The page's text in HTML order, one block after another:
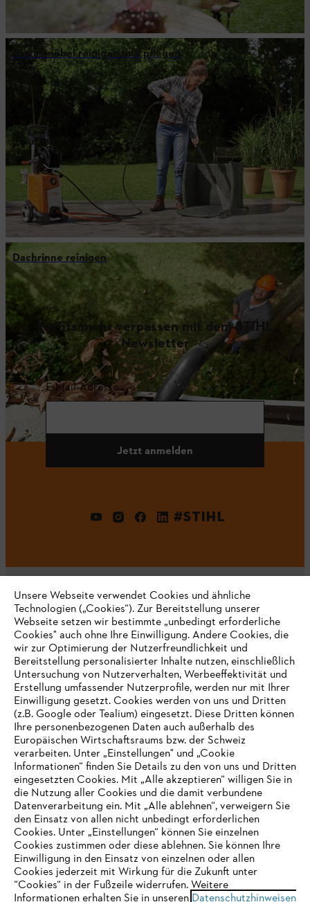
Rattanmöbel reinigen und pflegen
Dachrinne reinigen
Nichts mehr verpassen mit dem STIHL
Newsletter
E-Mail-Adresse
Jetzt anmelden
#STIHL
Unternehmen
Häufig gestellte Fragen
Support
Datenschutz Impressum Cookies
Rechtliche Informationen
IHR BROWSER WIRD NICHT
UNTERSTÜTZT
Sie nutzen einen Browser, den wir noch nicht unterstützen. Für
eine optimale Nutzung unserer Seite empfehlen wir Ihnen, zu
einem der folgenden Browser zu wechseln:
Unsere Webseite verwendet Cookies und ähnliche
Technologien („Cookies“). Zur Bereitstellung unserer
Webseite setzen wir bestimmte „unbedingt erforderliche
Cookies" auch ohne Ihre Einwilligung. Andere Cookies, die
wir zur Optimierung der Nutzerfreundlichkeit und
Bereitstellung personalisierter Inhalte nutzen, einschließlich
Untersuchung von Nutzerverhalten, Werbeeffektivität und
Erstellung umfassender Nutzerprofile, werden nur mit Ihrer
Einwilligung gesetzt. Cookies werden von uns und Dritten
(z.B. Google oder Tealium) eingesetzt. Diese Dritten können
Ihre personenbezogenen Daten auch außerhalb des
Europäischen Wirtschaftsraums bzw. der Schweiz
verarbeiten. Unter „Einstellungen" und „Cookie
Informationen“ finden Sie Details zu den von uns und Dritten
eingesetzten Cookies. Mit „Alle akzeptieren“ willigen Sie in
die Nutzung aller Cookies und die damit verbundene
Datenverarbeitung ein. Mit „Alle ablehnen“, verweigern Sie
den Einsatz von allen nicht unbedingt erforderlichen
Cookies. Unter „Einstellungen“ können Sie einzelnen
Cookies zustimmen oder diese ablehnen. Sie können Ihre
Einwilligung in den Einsatz von einzelnen oder allen
Cookies jederzeit mit Wirkung für die Zukunft unter
“Cookies“ in der Fußzeile widerrufen. Weitere
Informationen erhalten Sie in unseren Datenschutzhinweisen